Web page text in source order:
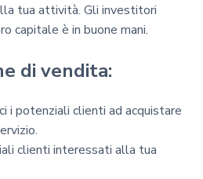
tua attività. Gli investitori
capitale è in buone mani.
di vendita:
i potenziali clienti ad acquistare
clienti interessati alla tua